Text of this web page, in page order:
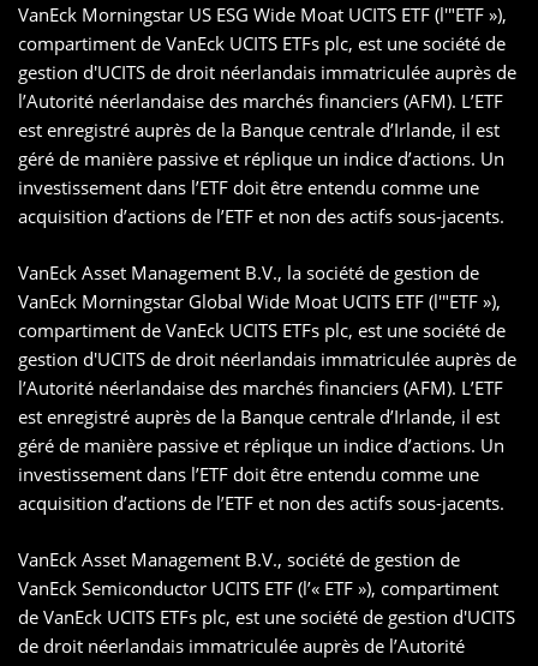
VanEck Morningstar US ESG Wide Moat UCITS ETF (l'"ETF »),
compartiment de VanEck UCITS ETFs plc, est une société de
gestion d'UCITS de droit néerlandais immatriculée auprès de
l’Autorité néerlandaise des marchés financiers (AFM). L’ETF
est enregistré auprès de la Banque centrale d’Irlande, il est
géré de manière passive et réplique un indice d’actions. Un
investissement dans l’ETF doit être entendu comme une
acquisition d’actions de l’ETF et non des actifs sous-jacents.
VanEck Asset Management B.V., la société de gestion de
VanEck Morningstar Global Wide Moat UCITS ETF (l'"ETF »),
compartiment de VanEck UCITS ETFs plc, est une société de
gestion d'UCITS de droit néerlandais immatriculée auprès de
l’Autorité néerlandaise des marchés financiers (AFM). L’ETF
est enregistré auprès de la Banque centrale d’Irlande, il est
géré de manière passive et réplique un indice d’actions. Un
investissement dans l’ETF doit être entendu comme une
acquisition d’actions de l’ETF et non des actifs sous-jacents.
VanEck Asset Management B.V., société de gestion de
VanEck Semiconductor UCITS ETF (l’« ETF »), compartiment
de VanEck UCITS ETFs plc, est une société de gestion d'UCITS
de droit néerlandais immatriculée auprès de l’Autorité